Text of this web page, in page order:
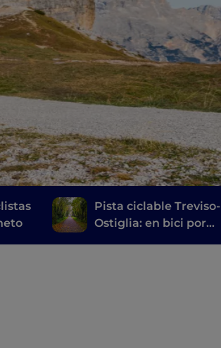
Pista ciclable Treviso-
Ostiglia: en bici por